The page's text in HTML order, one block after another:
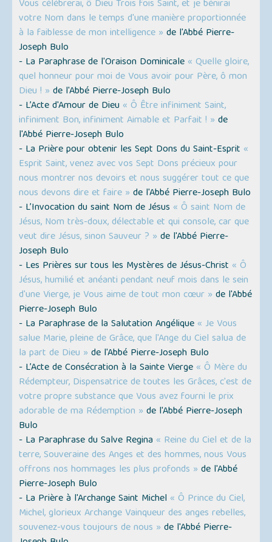
Vous célébrerai, ô Dieu Trois fois Saint, et je bénirai
votre Nom dans le temps d'une manière proportionnée
à la faiblesse de mon intelligence » de l'Abbé Pierre-
Joseph Bulo
- La Paraphrase de l'Oraison Dominicale « Quelle gloire,
quel honneur pour moi de Vous avoir pour Père, ô mon
Dieu ! » de l'Abbé Pierre-Joseph Bulo
- L’Acte d'Amour de Dieu « Ô Être infiniment Saint,
infiniment Bon, infiniment Aimable et Parfait ! » de
l'Abbé Pierre-Joseph Bulo
- La Prière pour obtenir les Sept Dons du Saint-Esprit «
Esprit Saint, venez avec vos Sept Dons précieux pour
nous montrer nos devoirs et nous suggérer tout ce que
nous devons dire et faire » de l'Abbé Pierre-Joseph Bulo
- L’Invocation du saint Nom de Jésus « Ô saint Nom de
Jésus, Nom très-doux, délectable et qui console, car que
veut dire Jésus, sinon Sauveur ? » de l'Abbé Pierre-
Joseph Bulo
- Les Prières sur tous les Mystères de Jésus-Christ « Ô
Jésus, humilié et anéanti pendant neuf mois dans le sein
d'une Vierge, je Vous aime de tout mon cœur » de l'Abbé
Pierre-Joseph Bulo
- La Paraphrase de la Salutation Angélique « Je Vous
salue Marie, pleine de Grâce, que l'Ange du Ciel salua de
la part de Dieu » de l'Abbé Pierre-Joseph Bulo
- L’Acte de Consécration à la Sainte Vierge « Ô Mère du
Rédempteur, Dispensatrice de toutes les Grâces, c'est de
votre propre substance que Vous avez fourni le prix
adorable de ma Rédemption » de l'Abbé Pierre-Joseph
Bulo
- La Paraphrase du Salve Regina « Reine du Ciel et de la
terre, Souveraine des Anges et des hommes, nous Vous
offrons nos hommages les plus profonds » de l'Abbé
Pierre-Joseph Bulo
- La Prière à l'Archange Saint Michel « Ô Prince du Ciel,
Michel, glorieux Archange Vainqueur des anges rebelles,
souvenez-vous toujours de nous » de l'Abbé Pierre-